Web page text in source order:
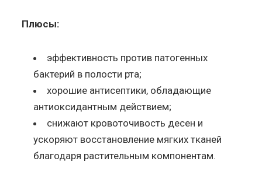
Плюсы:
эффективность против патогенных
бактерий в полости рта;
хорошие антисептики, обладающие
антиоксидантным действием;
снижают кровоточивость десен и
ускоряют восстановление мягких тканей
благодаря растительным компонентам.